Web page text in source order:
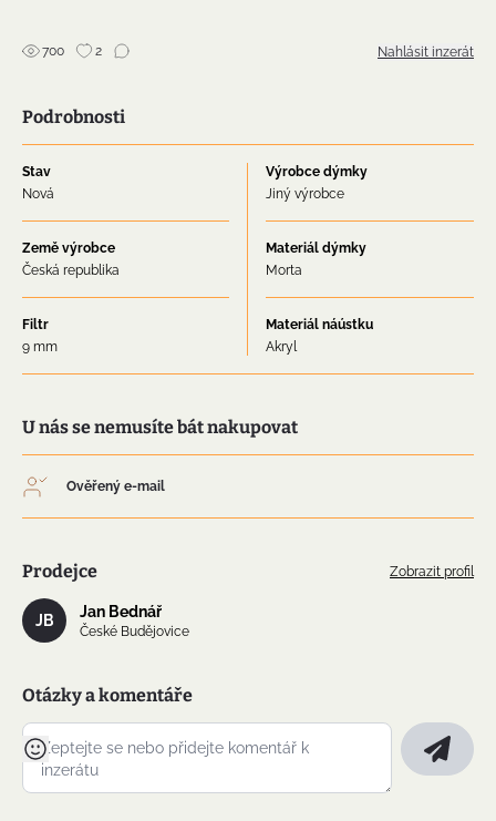
700 2 Nahlásit inzerát
Podrobnosti
Stav
Nová
Výrobce dýmky
Jiný výrobce
Země výrobce
Česká republika
Materiál dýmky
Morta
Filtr
9 mm
Materiál náústku
Akryl
U nás se nemusíte bát nakupovat
Ověřený e-mail
Prodejce Zobrazit profil
JB Jan Bednář
České Budějovice
Otázky a komentáře